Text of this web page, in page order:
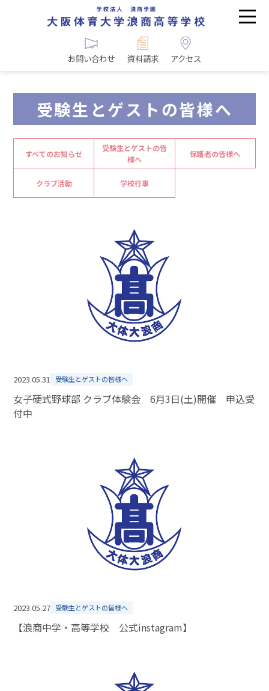
お問い合わせ 資料請求 アクセス
受験生とゲストの皆様へ
すべてのお知らせ
受験生とゲストの皆
様へ
保護者の皆様へ
クラブ活動 学校行事
2023.05.31 受験生とゲストの皆様へ
女子硬式野球部 クラブ体験会 6月3日(土)開催 申込受
付中
2023.05.27 受験生とゲストの皆様へ
【浪商中学・高等学校 公式instagram】